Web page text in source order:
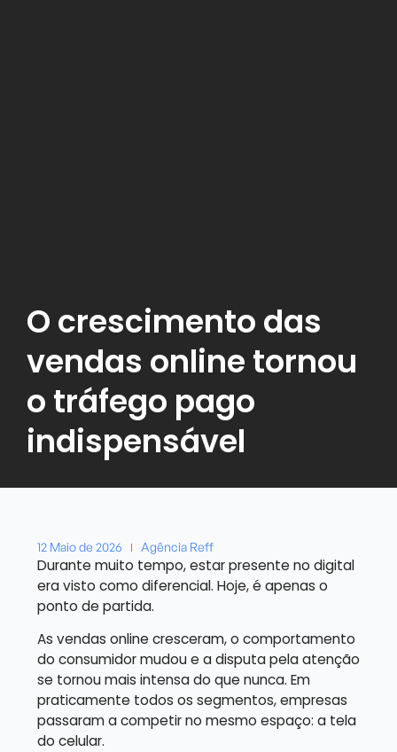
O crescimento das
vendas online tornou
o tráfego pago
indispensável
12 Maio de 2026 Agência Reff
Durante muito tempo, estar presente no digital
era visto como diferencial. Hoje, é apenas o
ponto de partida.
As vendas online cresceram, o comportamento
do consumidor mudou e a disputa pela atenção
se tornou mais intensa do que nunca. Em
praticamente todos os segmentos, empresas
passaram a competir no mesmo espaço: a tela
do celular.